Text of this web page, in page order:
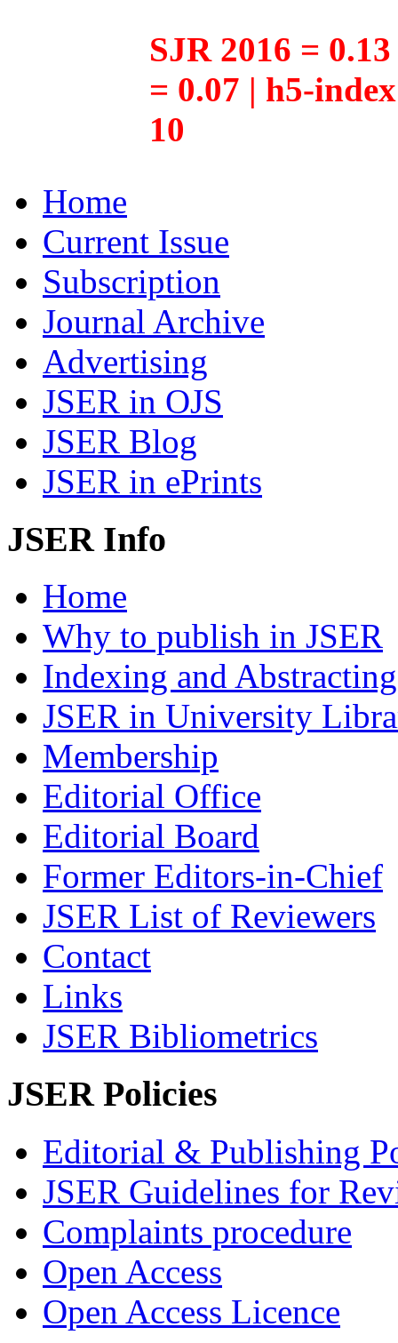
SJR 2016 =
= 0.07 | h5-
10
Home
Current Issue
Subscription
Journal Archive
Advertising
JSER in OJS
JSER Blog
JSER in ePrints
JSER Info
Home
Why to publish in JSER
Indexing and Abstracting
JSER in University
Membership
Editorial Office
Editorial Board
Former Editors-in-Chief
JSER List of Reviewers
Contact
Links
JSER Bibliometrics
JSER Policies
Editorial & Publishing
JSER Guidelines for
Complaints procedure
Open Access
Open Access Licence